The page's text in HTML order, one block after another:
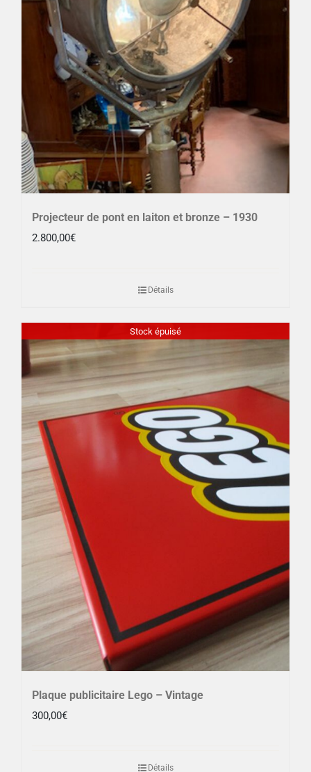
Projecteur de pont en laiton et bronze – 1930
2.800,00€
Détails
Stock épuisé
Plaque publicitaire Lego – Vintage
300,00€
Détails